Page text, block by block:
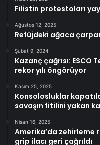
Filistin protestoları
Ağustos 12, 2025
Refüjdeki ağaca
Şubat 9, 2024
Kazanç çağrısı:
rekor yılı öngörüyor
Kasım 25, 2025
Konsolosluklar
savaşın fitilini yakan
Nisan 16, 2025
Amerika’da zehirleme
grip ilacı geri çağrıldı